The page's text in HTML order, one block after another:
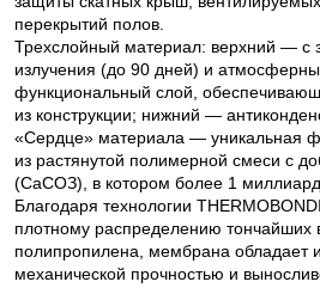
перекрытий полов.
Трехслойный материал: верхний — с
излучения (до 90 дней) и
функциональный слой,
из конструкции; нижний —
«Сердце» материала — уникальная
из растянутой полимерной смеси с
(СаСОЗ), в котором более 1
Благодаря технологии
плотному распределению тончайших
полипропилена, мембрана обладает
механической прочностью и